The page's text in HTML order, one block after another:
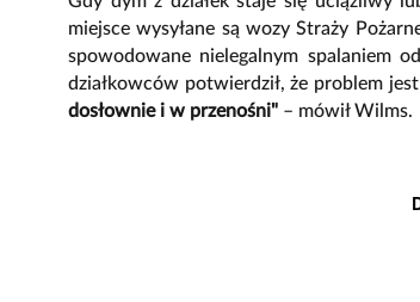
miejsce wysyłane są wozy Straży
spowodowane nielegalnym spalaniem
działkowców potwierdził, że problem
dosłownie i w przenośni" – mówił Wilms.